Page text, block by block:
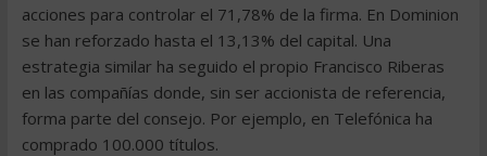
acciones para controlar el 71,78% de la firma. En Dominion
se han reforzado hasta el 13,13% del capital. Una
estrategia similar ha seguido el propio Francisco Riberas
en las compañías donde, sin ser accionista de referencia,
forma parte del consejo. Por ejemplo, en Telefónica ha
comprado 100.000 títulos.